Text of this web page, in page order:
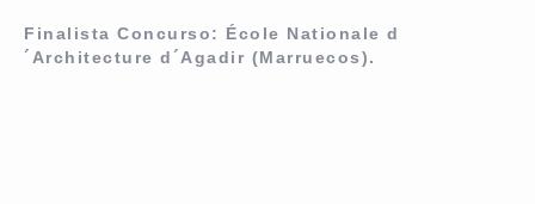
Finalista Concurso: École Nationale d
´Architecture d´Agadir (Marruecos).